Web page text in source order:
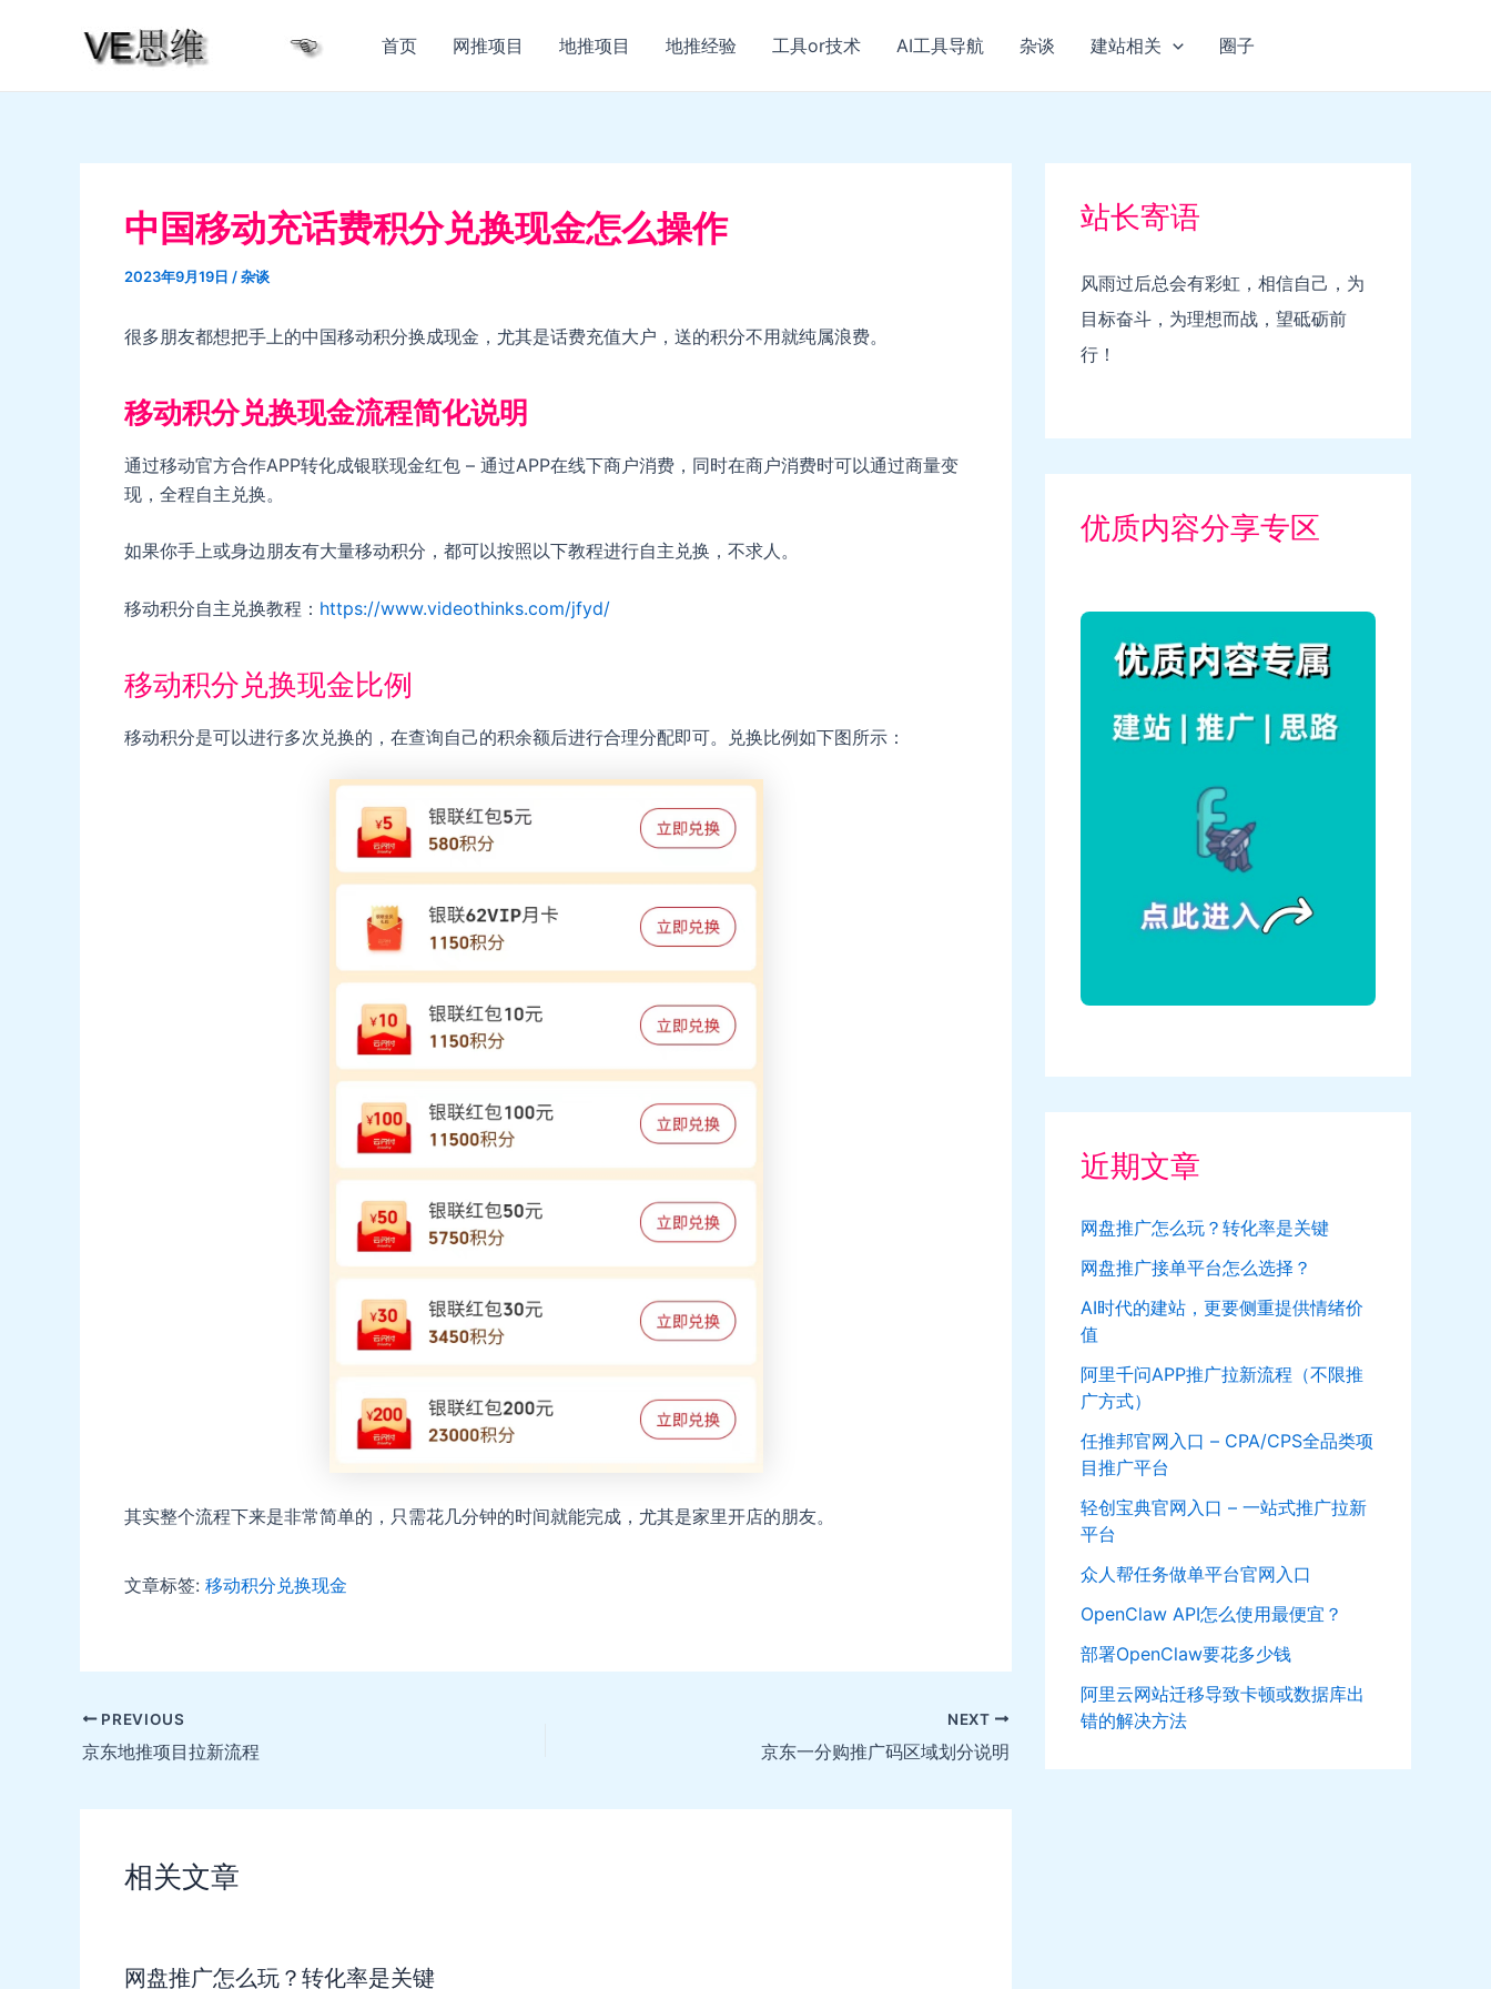
首页 网推项目 地推项目 地推经验 工具or技术 AI工具导航 杂谈 建站相关 圈子
中国移动充话费积分兑换现金怎么操作
2023年9月19日 /杂谈
很多朋友都想把手上的中国移动积分换成现金，尤其是话费充值大户，送的积分不用就纯属浪费。
移动积分兑换现金流程简化说明
通过移动官方合作APP转化成银联现金红包 – 通过APP在线下商户消费，同时在商户消费时可以通过商量变
现，全程自主兑换。
如果你手上或身边朋友有大量移动积分，都可以按照以下教程进行自主兑换，不求人。
移动积分自主兑换教程： https://www.videothinks.com/jfyd/
移动积分兑换现金比例
移动积分是可以进行多次兑换的，在查询自己的积余额后进行合理分配即可。兑换比例如下图所示：
其实整个流程下来是非常简单的，只需花几分钟的时间就能完成，尤其是家里开店的朋友。
文章标签: 移动积分兑换现金
Post
navigation
PREVIOUS
京东地推项目拉新流程
NEXT
京东一分购推广码区域划分说明
相关文章
网盘推广怎么玩？转化率是关键
站长寄语
风雨过后总会有彩虹，相信自己，为
目标奋斗，为理想而战，望砥砺前
行！
优质内容分享专区
近期文章
网盘推广怎么玩？转化率是关键
网盘推广接单平台怎么选择？
AI时代的建站，更要侧重提供情绪价
值
阿里千问APP推广拉新流程（不限推
广方式）
任推邦官网入口 – CPA/CPS全品类项
目推广平台
轻创宝典官网入口 – 一站式推广拉新
平台
众人帮任务做单平台官网入口
OpenClaw API怎么使用最便宜？
部署OpenClaw要花多少钱
阿里云网站迁移导致卡顿或数据库出
错的解决方法